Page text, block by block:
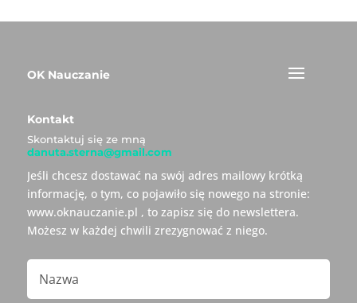
OK Nauczanie
Kontakt
Skontaktuj się ze mną
danuta.sterna@gmail.com
Jeśli chcesz dostawać na swój adres mailowy krótką
informację, o tym, co pojawiło się nowego na stronie:
www.oknauczanie.pl , to zapisz się do newslettera.
Możesz w każdej chwili zrezygnować z niego.